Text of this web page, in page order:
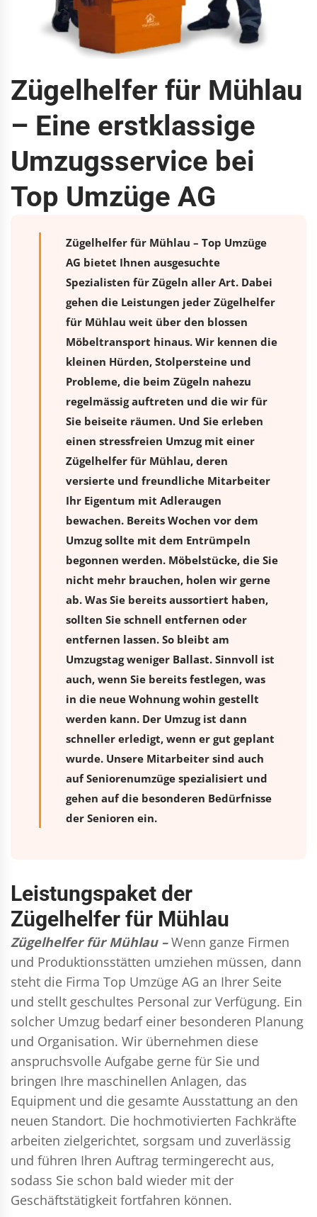
Zügelhelfer für Mühlau
– Eine erstklassige
Umzugsservice bei
Top Umzüge AG
Zügelhelfer für Mühlau – Top Umzüge
AG bietet Ihnen ausgesuchte
Spezialisten für Zügeln aller Art. Dabei
gehen die Leistungen jeder Zügelhelfer
für Mühlau weit über den blossen
Möbeltransport hinaus. Wir kennen die
kleinen Hürden, Stolpersteine und
Probleme, die beim Zügeln nahezu
regelmässig auftreten und die wir für
Sie beiseite räumen. Und Sie erleben
einen stressfreien Umzugmit einer
Zügelhelfer für Mühlau, deren
versierte und freundliche Mitarbeiter
Ihr Eigentum mit Adleraugen
bewachen. Bereits Wochen vor dem
Umzug sollte mit dem Entrümpeln
begonnen werden. Möbelstücke, die Sie
nicht mehr brauchen, holen wir gerne
ab. Was Sie bereits aussortiert haben,
sollten Sie schnell entfernen oder
entfernen lassen. So bleibt am
Umzugstag weniger Ballast. Sinnvoll ist
auch, wenn Sie bereits festlegen, was
in die neue Wohnung wohin gestellt
werden kann. Der Umzug ist dann
schneller erledigt, wenn er gut geplant
wurde. Unsere Mitarbeiter sind auch
auf Seniorenumzüge spezialisiert und
gehen auf die besonderen Bedürfnisse
der Senioren ein.
Leistungspaket der
Zügelhelfer für Mühlau
Zügelhelfer für Mühlau – Wenn ganze Firmen
und Produktionsstätten umziehen müssen, dann
steht die Firma Top Umzüge AG an Ihrer Seite
und stellt geschultes Personal zur Verfügung. Ein
solcher Umzug bedarf einer besonderen Planung
und Organisation. Wir übernehmen diese
anspruchsvolle Aufgabe gerne für Sie und
bringen Ihre maschinellen Anlagen, das
Equipment und die gesamte Ausstattung an den
neuen Standort. Die hochmotivierten Fachkräfte
arbeiten zielgerichtet, sorgsam und zuverlässig
und führen Ihren Auftrag termingerecht aus,
sodass Sie schon bald wieder mit der
Geschäftstätigkeit fortfahren können.